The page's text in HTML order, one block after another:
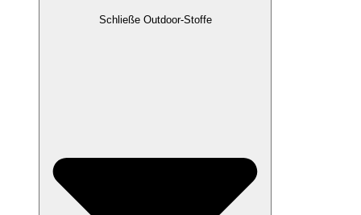
Schließe Outdoor-Stoffe